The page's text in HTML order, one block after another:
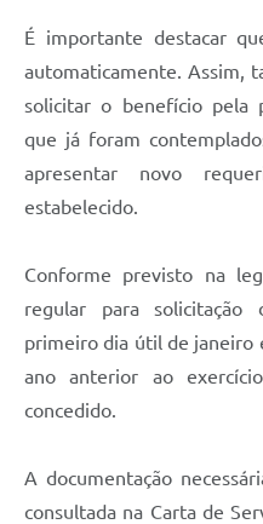
É importante destacar
automaticamente. Assim,
solicitar o benefício pela
que já foram
apresentar novo
estabelecido.
Conforme previsto na
regular para
primeiro dia útil de janeiro
ano anterior ao
concedido.
A documentação
consultada na Carta de